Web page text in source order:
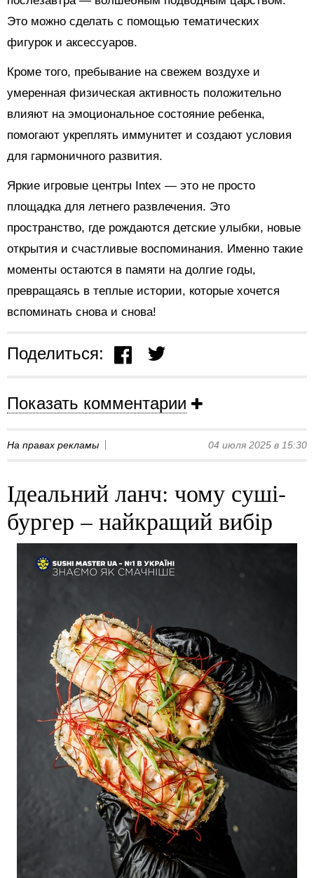
Это можно сделать с помощью тематических
фигурок и аксессуаров.
Кроме того, пребывание на свежем воздухе и
умеренная физическая активность положительно
влияют на эмоциональное состояние ребенка,
помогают укреплять иммунитет и создают условия
для гармоничного развития.
Яркие игровые центры Intex — это не просто
площадка для летнего развлечения. Это
пространство, где рождаются детские улыбки, новые
открытия и счастливые воспоминания. Именно такие
моменты остаются в памяти на долгие годы,
превращаясь в теплые истории, которые хочется
вспоминать снова и снова!
Поделиться:
Показать комментарии
На правах рекламы 04 июля 2025 в 15:30
Ідеальний ланч: чому суші-
бургер – найкращий вибір